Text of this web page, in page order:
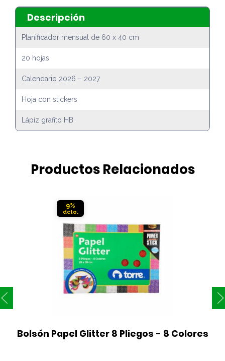
Descripción
Planificador mensual de 60 x 40 cm
20 hojas
Calendario 2026 – 2027
Hoja con stickers
Lápiz grafito HB
Productos Relacionados
9%
Bolsón Papel Glitter 8 Pliegos - 8 Colores